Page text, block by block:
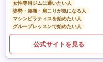
女性専用ジムに通いたい人
姿勢・腰痛・肩こりが気になる人
マシンピラティスを始めたい人
グループレッスンで始めたい人
公式サイトを見る